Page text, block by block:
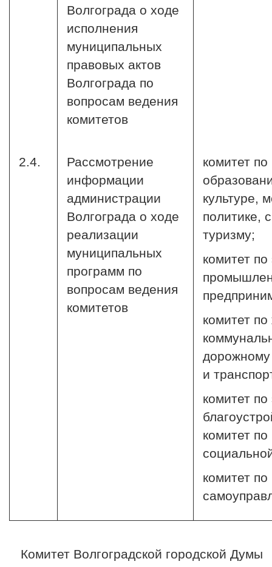
Волгограда о ходе
исполнения
муниципальных
правовых актов
Волгограда по
вопросам ведения
комитетов
2.4.
Рассмотрение
информации
администрации
Волгограда о ходе
реализации
муниципальных
программ по
вопросам ведения
комитетов
комитет по
культуре,
политике,
туризму;
комитет
комитет
дорожному
и
комитет по
комитет по
комитет
Комитет Волгоградской городской Думы